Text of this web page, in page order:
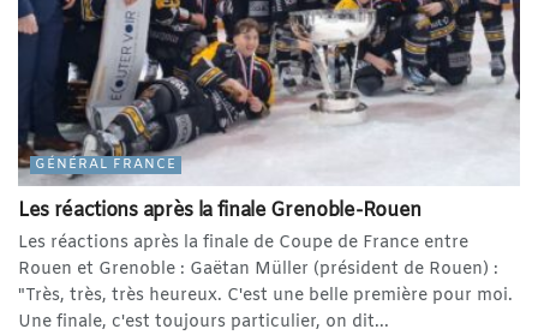
GÉNÉRAL FRANCE
Les réactions après la finale Grenoble-Rouen
Les réactions après la finale de Coupe de France entre
Rouen et Grenoble : Gaëtan Müller (président de Rouen) :
"Très, très, très heureux. C'est une belle première pour moi.
Une finale, c'est toujours particulier, on dit...